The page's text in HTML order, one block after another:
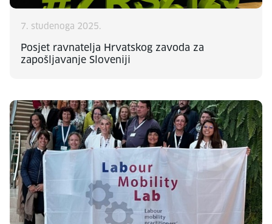
7. studenoga 2025.
Posjet ravnatelja Hrvatskog zavoda za
zapošljavanje Sloveniji